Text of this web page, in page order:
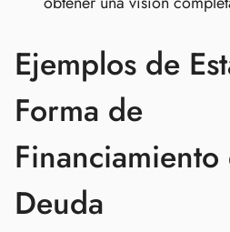
Ejemplos de
Forma de
Financiamiento
Deuda